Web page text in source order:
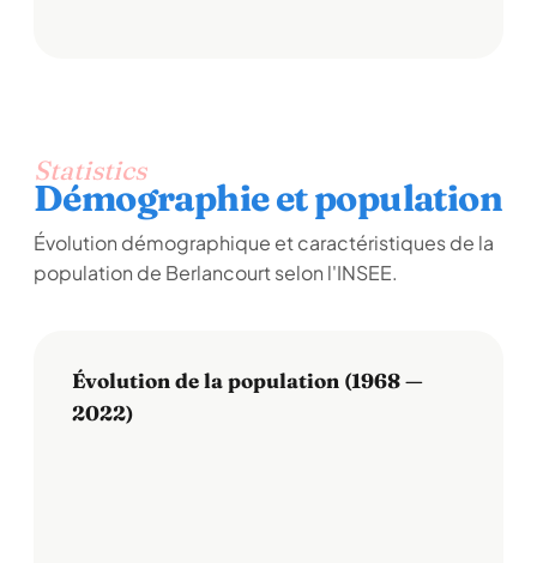
Statistics
Démographie et population
Évolution démographique et caractéristiques de la
population de Berlancourt selon l'INSEE.
Évolution de la population (1968 —
2022)